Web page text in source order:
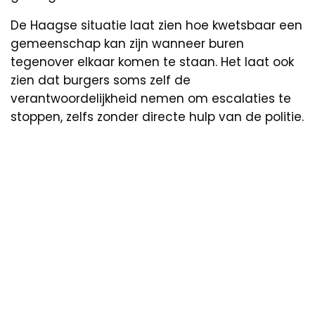
De Haagse situatie laat zien hoe kwetsbaar een
gemeenschap kan zijn wanneer buren
tegenover elkaar komen te staan. Het laat ook
zien dat burgers soms zelf de
verantwoordelijkheid nemen om escalaties te
stoppen, zelfs zonder directe hulp van de politie.